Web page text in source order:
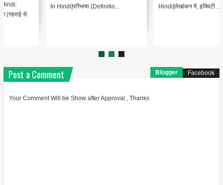
In Hindi]परिभाषा (Definitio...
Hindi]लेखांकन में, इक्विटी ...
Post a Comment Blogger Facebook
Your Comment Will be Show after Approval , Thanks